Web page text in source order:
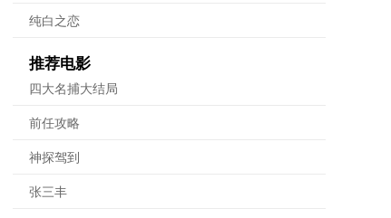
纯白之恋
推荐电影
四大名捕大结局
前任攻略
神探驾到
张三丰